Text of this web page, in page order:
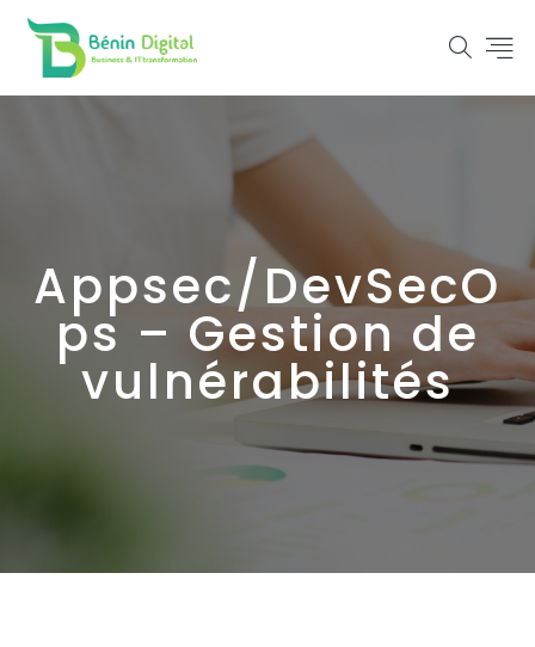
Appsec/DevSecO
ps – Gestion de
vulnérabilités